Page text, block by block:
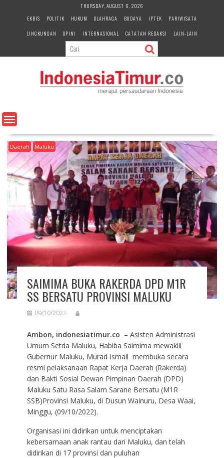
e
n
THURSDAY, AUGUST 6, 2026
EKBIS
POLITIK HUKUM OLAHRAGA BUDAYA IPTEK
PARIWISATA
LINGKUNGAN
OPINI INTERNASIONAL CATATAN REDAKSI LAIN-LAIN
Daerah Maluku
SAIMIMA BUKA RAKERDA DPD M1R
SS BERSATU PROVINSI MALUKU
09/10/2022
Ambon, indonesiatimur.co – Asisten Administrasi
Umum Setda Maluku, Habiba Saimima mewakili
Gubernur Maluku, Murad Ismail membuka secara
resmi pelaksanaan Rapat Kerja Daerah (Rakerda)
dan Bakti Sosial Dewan Pimpinan Daerah (DPD)
Maluku Satu Rasa Salam Sarane Bersatu (M1R
SSB)Provinsi Maluku, di Dusun Wainuru, Desa Waai,
Minggu, (09/10/2022).
Organisasi ini didirikan untuk menciptakan
kebersamaan anak rantau dari Maluku, dan telah
didirikan di 17 provinsi dan puluhan